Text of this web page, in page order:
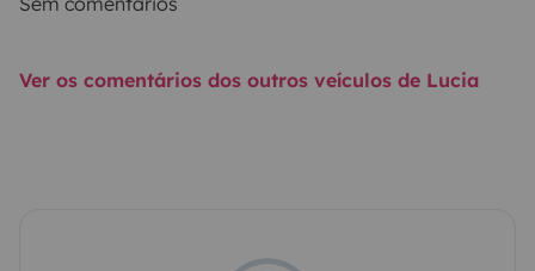
Ver os comentários dos outros veículos de Lucia